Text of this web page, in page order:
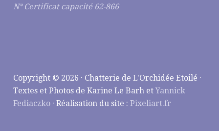
N° Certificat capacité 62-866
Copyright © 2026 · Chatterie de L'Orchidée Etoilé ·
Textes et Photos de Karine Le Barh etYannick
Fediaczko · Réalisation du site :Pixeliart.fr